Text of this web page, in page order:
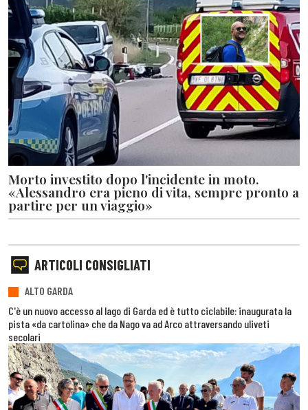
Morto investito dopo l'incidente in moto.
«Alessandro era pieno di vita, sempre pronto a
partire per un viaggio»
ARTICOLI CONSIGLIATI
ALTO GARDA
C'è un nuovo accesso al lago di Garda ed è tutto ciclabile: inaugurata la
pista «da cartolina» che da Nago va ad Arco attraversando uliveti
secolari